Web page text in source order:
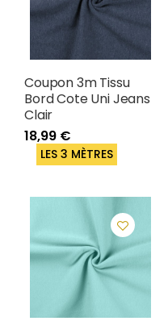
Coupon 3m Tissu
Bord Cote Uni Jeans
Clair
18,99 €
LES 3 MÈTRES